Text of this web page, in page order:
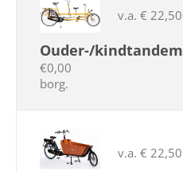
Ouder-/kindtandem
€0,00
borg.
v.a. € 22,50
v.a. € 22,50